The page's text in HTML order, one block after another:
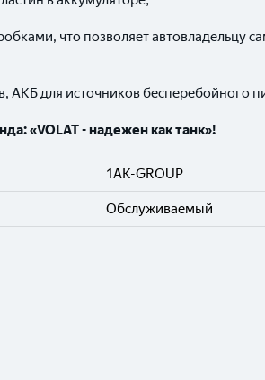
что позволяет автовладельцу
АКБ для источников бесперебойного
«VOLAT - надежен как танк»!
1AK-GROUP
Обслуживаемый